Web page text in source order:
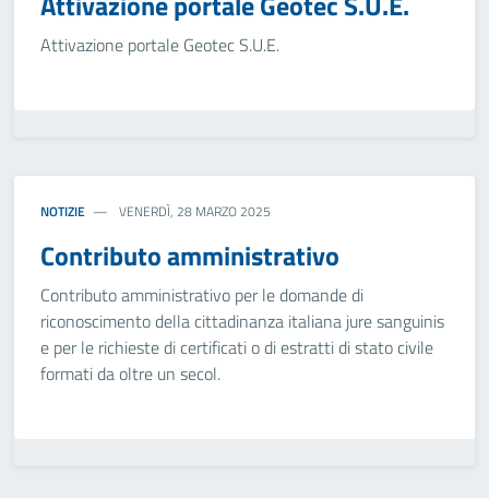
Attivazione portale Geotec S.U.E.
NOTIZIE VENERDÌ, 28 MARZO 2025
Contributo amministrativo
Contributo amministrativo per le domande di
riconoscimento della cittadinanza italiana jure sanguinis
e per le richieste di certificati o di estratti di stato civile
formati da oltre un secol.